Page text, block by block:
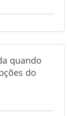
quando
do